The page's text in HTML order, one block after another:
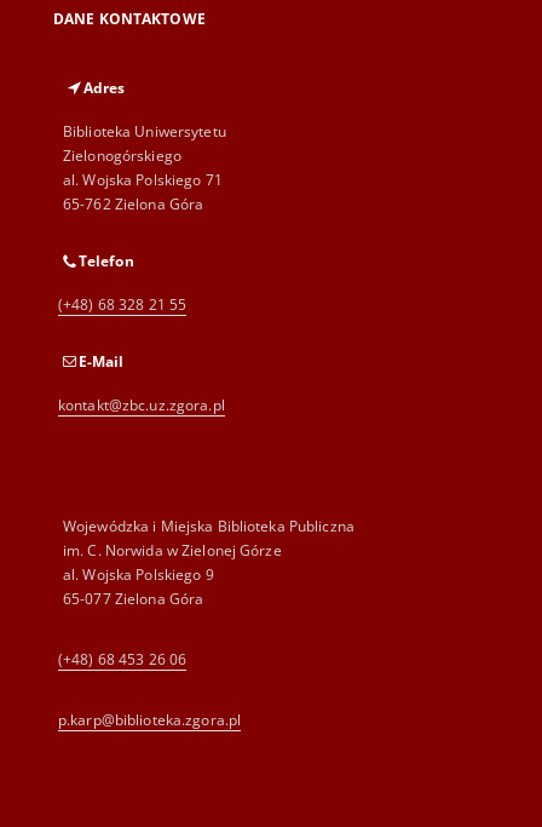
DANE KONTAKTOWE
Adres
Biblioteka Uniwersytetu
Zielonogórskiego
al. Wojska Polskiego 71
65-762 Zielona Góra
Telefon
(+48) 68 328 21 55
E-Mail
kontakt@zbc.uz.zgora.pl
Wojewódzka i Miejska Biblioteka Publiczna
im. C. Norwida w Zielonej Górze
al. Wojska Polskiego 9
65-077 Zielona Góra
(+48) 68 453 26 06
p.karp@biblioteka.zgora.pl